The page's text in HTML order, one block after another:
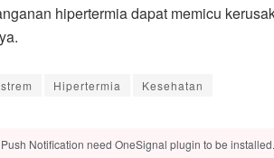
hipertermia dapat memicu
Hipertermia Kesehatan
Notification need OneSignal plugin to be installed.